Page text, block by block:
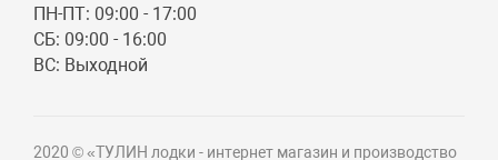
ПН-ПТ: 09:00 - 17:00
СБ: 09:00 - 16:00
ВС: Выходной
2020 © «ТУЛИН лодки - интернет магазин и производство